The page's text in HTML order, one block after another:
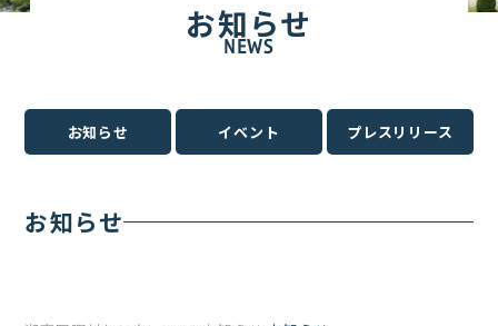
お知らせ
NEWS
お知らせ イベント プレスリリース
お知らせ